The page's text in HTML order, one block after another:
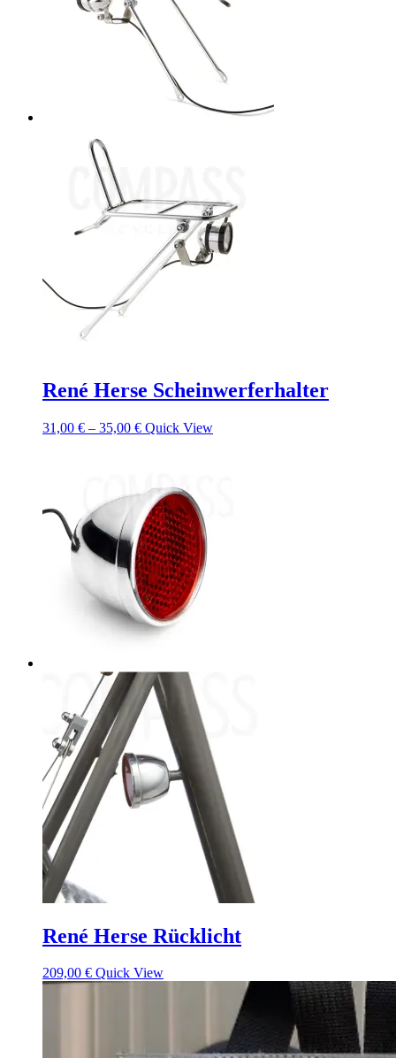
René Herse Scheinwerferhalter
31,00 € – 35,00 € Quick View
René Herse Rücklicht
209,00 € Quick View